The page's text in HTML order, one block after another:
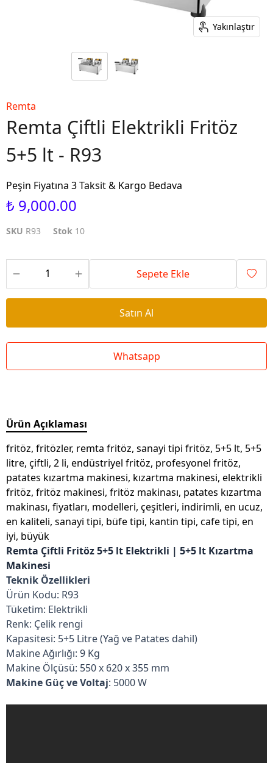
Yakınlaştır
Remta
Remta Çiftli Elektrikli Fritöz
5+5 lt - R93
Peşin Fiyatına 3 Taksit & Kargo Bedava
₺ 9,000.00
SKU R93 Stok 10
Sepete Ekle
Satın Al
Whatsapp
Ürün Açıklaması
fritöz, fritözler, remta fritöz, sanayi tipi fritöz, 5+5 lt, 5+5
litre, çiftli, 2 li, endüstriyel fritöz, profesyonel fritöz,
patates kızartma makinesi, kızartma makinesi, elektrikli
fritöz, fritöz makinesi, fritöz makinası, patates kızartma
makinası, fiyatları, modelleri, çeşitleri, indirimli, en ucuz,
en kaliteli, sanayi tipi, büfe tipi, kantin tipi, cafe tipi, en
iyi, büyük
Remta Çiftli Fritöz 5+5 lt Elektrikli | 5+5 lt Kızartma
Makinesi
Teknik Özellikleri
Ürün Kodu: R93
Tüketim: Elektrikli
Renk: Çelik rengi
Kapasitesi: 5+5 Litre (Yağ ve Patates dahil)
Makine Ağırlığı: 9 Kg
Makine Ölçüsü: 550 x 620 x 355 mm
Makine Güç ve Voltaj: 5000 W